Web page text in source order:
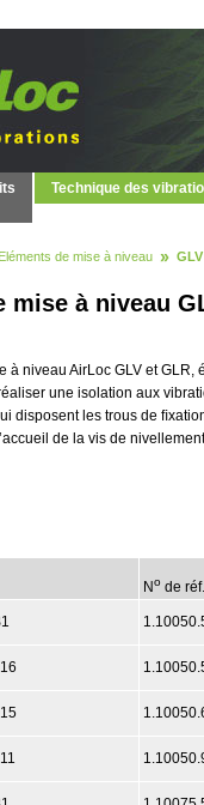
Technique des
Eléments de mise à niveau
mise à niveau
à niveau AirLoc GLV et
une isolation aux
disposent les trous de
de la vis de
No de réf.